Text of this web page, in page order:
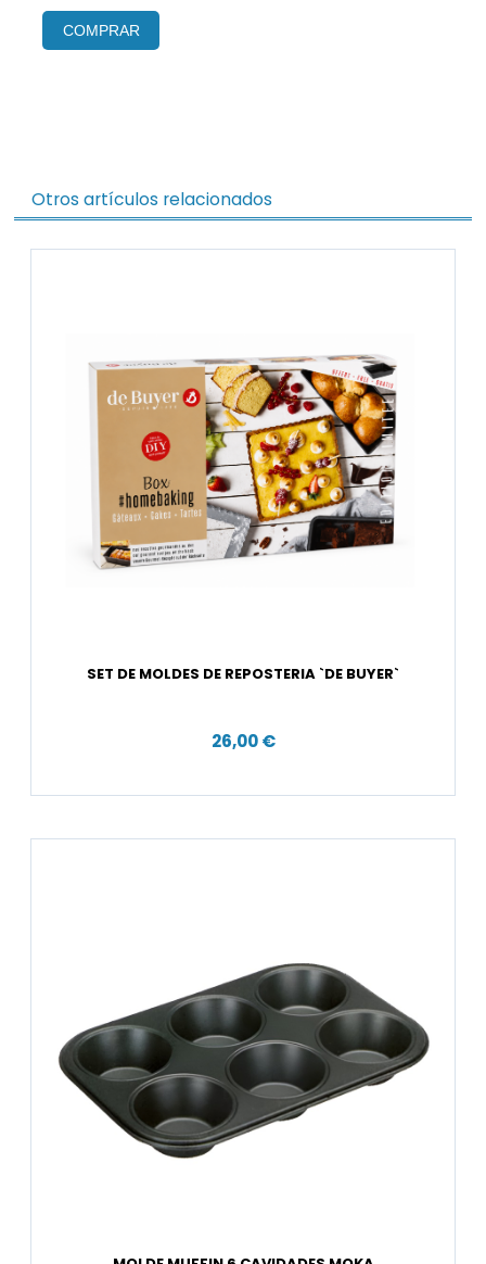
COMPRAR
Otros artículos relacionados
SET DE MOLDES DE REPOSTERIA `DE BUYER`
26,00 €